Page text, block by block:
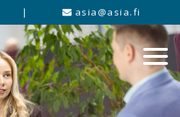
| asia@asia.fi